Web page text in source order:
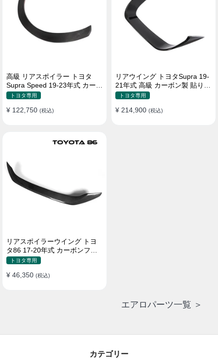
高級 リアスポイラー トヨタ
Supra Speed 19-23年式 カーボ
ン製 貼り付け装着
トヨタ専用
¥ 122,750 (税込)
リアウイング トヨタSupra 19-
21年式 高級 カーボン製 貼り付
け装着
トヨタ専用
¥ 214,900 (税込)
リアスポイラーウイング トヨ
タ86 17-20年式 カーボンファ
イバー 貼り付け装着
トヨタ専用
¥ 46,350 (税込)
エアロパーツ一覧 ＞
カテゴリー